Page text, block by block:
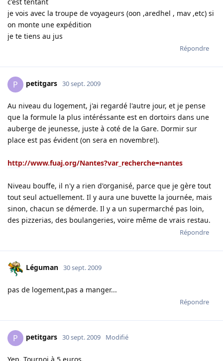
je vois avec la troupe de voyageurs (oon ,aredhel , mav ,etc) si
on monte une expédition
je te tiens au jus
Répondre
P petitgars 30 sept. 2009
Au niveau du logement, j'ai regardé l'autre jour, et je pense
que la formule la plus intéréssante est en dortoirs dans une
auberge de jeunesse, juste à coté de la Gare. Dormir sur
place est pas évident (on sera en novembre!).
http://www.fuaj.org/Nantes?var_recherche=nantes
Niveau bouffe, il n'y a rien d'organisé, parce que je gère tout
tout seul actuellement. Il y aura une buvette la journée, mais
sinon, chacun se démerde. Il y a un supermarché pas loin,
des pizzerias, des boulangeries, voire même de vrais restau.
Répondre
Léguman 30 sept. 2009
pas de logement,pas a manger...
Répondre
P petitgars 30 sept. 2009 Modifié
Yep. Tournoi à 5 euros.